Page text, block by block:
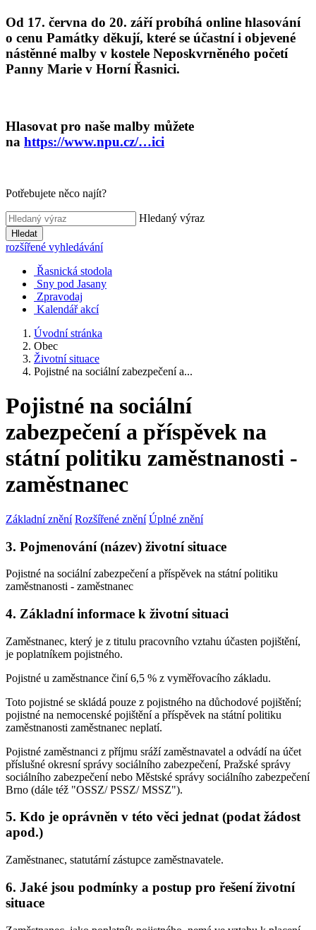
Od 17. června do 20. září probíhá online hlasování
o cenu Památky děkují, které se účastní i objevené
nástěnné malby v kostele Neposkvrněného početí
Panny Marie v Horní Řasnici.
Hlasovat pro naše malby můžete
na https://www.npu.cz/…ici
Potřebujete něco najít?
Hledaný výraz
Hledat
rozšířené vyhledávání
Řasnická stodola
Sny pod Jasany
Zpravodaj
Kalendář akcí
Úvodní stránka
Obec
Životní situace
Pojistné na sociální zabezpečení a...
Pojistné na sociální
zabezpečení a příspěvek na
státní politiku zaměstnanosti -
zaměstnanec
Základní znění Rozšířené znění Úplné znění
3. Pojmenování (název) životní situace
Pojistné na sociální zabezpečení a příspěvek na státní politiku
zaměstnanosti - zaměstnanec
4. Základní informace k životní situaci
Zaměstnanec, který je z titulu pracovního vztahu účasten pojištění,
je poplatníkem pojistného.
Pojistné u zaměstnance činí 6,5 % z vyměřovacího základu.
Toto pojistné se skládá pouze z pojistného na důchodové pojištění;
pojistné na nemocenské pojištění a příspěvek na státní politiku
zaměstnanosti zaměstnanec neplatí.
Pojistné zaměstnanci z příjmu sráží zaměstnavatel a odvádí na účet
příslušné okresní správy sociálního zabezpečení, Pražské správy
sociálního zabezpečení nebo Městské správy sociálního zabezpečení
Brno (dále též "OSSZ/ PSSZ/ MSSZ").
5. Kdo je oprávněn v této věci jednat (podat žádost
apod.)
Zaměstnanec, statutární zástupce zaměstnavatele.
6. Jaké jsou podmínky a postup pro řešení životní
situace